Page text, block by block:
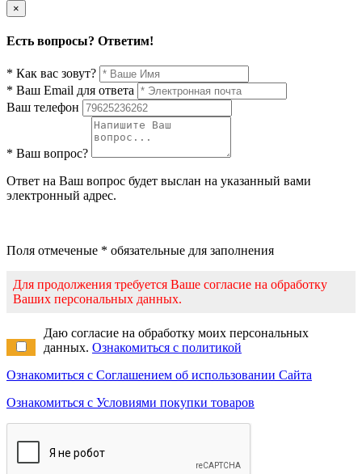
×
Есть вопросы? Ответим!
* Как вас зовут?
* Ваш Email для ответа
Ваш телефон
* Ваш вопрос?
Ответ на Ваш вопрос будет выслан на указанный вами
электронный адрес.
Поля отмеченые * обязательные для заполнения
Для продолжения требуется Ваше согласие на обработку
Ваших персональных данных.
Даю согласие на обработку моих персональных
данных. Ознакомиться с политикой
Ознакомиться с Соглашением об использовании Сайта
Ознакомиться с Условиями покупки товаров